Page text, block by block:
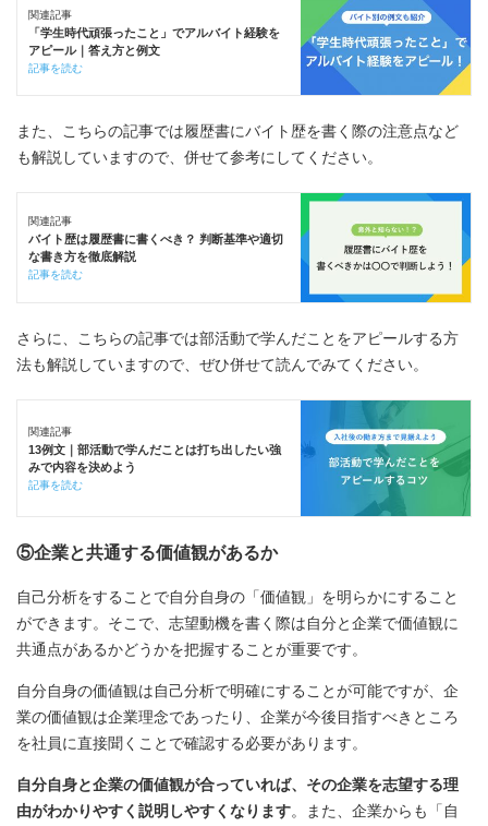
関連記事
「学生時代頑張ったこと」でアルバイト経験を
アピール｜答え方と例文
記事を読む
また、こちらの記事では履歴書にバイト歴を書く際の注意点など
も解説していますので、併せて参考にしてください。
関連記事
バイト歴は履歴書に書くべき？ 判断基準や適切
な書き方を徹底解説
記事を読む
さらに、こちらの記事では部活動で学んだことをアピールする方
法も解説していますので、ぜひ併せて読んでみてください。
関連記事
13例文｜部活動で学んだことは打ち出したい強
みで内容を決めよう
記事を読む
⑤企業と共通する価値観があるか
自己分析をすることで自分自身の「価値観」を明らかにすること
ができます。そこで、志望動機を書く際は自分と企業で価値観に
共通点があるかどうかを把握することが重要です。
自分自身の価値観は自己分析で明確にすることが可能ですが、企
業の価値観は企業理念であったり、企業が今後目指すべきところ
を社員に直接聞くことで確認する必要があります。
自分自身と企業の価値観が合っていれば、その企業を志望する理
由がわかりやすく説明しやすくなります。また、企業からも「自